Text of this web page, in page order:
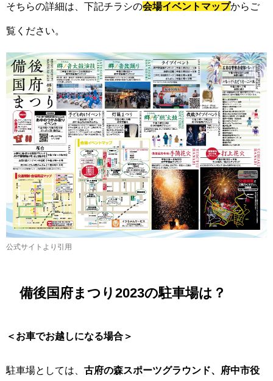
そちらの詳細は、下記チラシの会場イベントマップからご
覧ください。
公式サイトより引用
備後国府まつり2023の駐車場は？
＜お車でお越しになる場合＞
駐車場としては、 古府の森スポーツグラウンド、府中市役